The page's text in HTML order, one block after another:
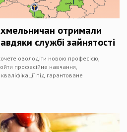
отримали
службі зайнятості
оволодіти новою професією,
професійне навчання,
під гарантоване